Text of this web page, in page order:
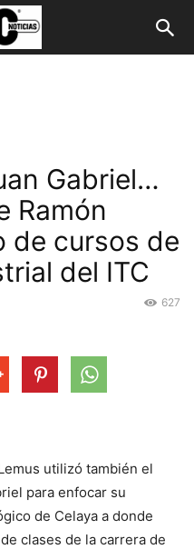
Gabriel…
Ramón
de cursos de
del ITC
627
utilizó también el
para enfocar su
de Celaya a donde
clases de la carrera de